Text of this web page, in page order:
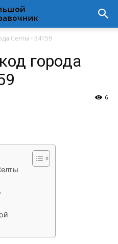
Селты - 34159
города
6